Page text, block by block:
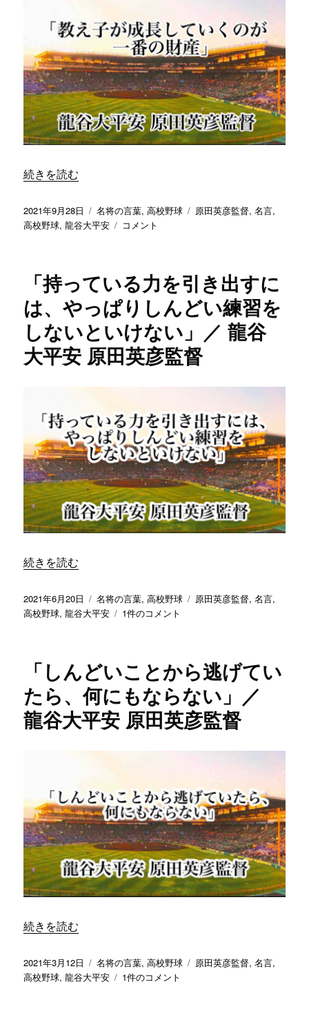
気
の
勝
負」
／
龍
谷
大
平
彦
監
“「教え子が成長していくのが一番の財産」／ 龍谷大平
続きを読む
投
稿
2021年9月28日
カ
テ
名将の言葉,高校野球
タ
原田英彦監督,名言,
高校野球,龍谷大平安
「教
成
長
し
て
い
く
の
番
の
財
産」
／
龍
谷
大
平
彦
監
コメント
「持っている力を引き出すに
は、やっぱりしんどい練習を
しないといけない」／ 龍谷
大平安 原田英彦監督
“「持っている力を引き出すには、やっぱりしんどい練
続きを読む
投
稿
2021年6月20日
カ
テ
名将の言葉,高校野球
タ
原田英彦監督,名言,
高校野球,龍谷大平安
「持
る
力
を
引
き
は、
や
っ
ぱ
り
し
ん
ど
し
な
1件のコメント
「しんどいことから逃げてい
たら、何にもならない」／
龍谷大平安 原田英彦監督
“「しんどいことから逃げていたら、何にもならない」
続きを読む
投
稿
2021年3月12日
カ
テ
名将の言葉,高校野球
タ
原田英彦監督,名言,
高校野球,龍谷大平安
「し
1件のコメント